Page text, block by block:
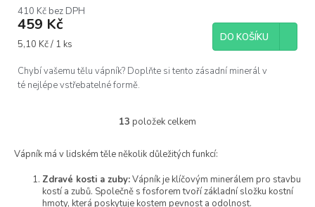
produktu
je
z
hvězdiček.
410 Kč bez DPH
459 Kč
Měrná
5,10 Kč / 1 ks
DO KOŠÍKU
Chybí vašemu tělu vápník? Doplňte si tento zásadní minerál v
té nejlépe vstřebatelné formě.
O
l
d
a
13 položek celkem
Vápník má v lidském těle několik důležitých funkcí:
Zdravé kosti a zuby:Vápník je klíčovým minerálem pro stavbu
kostí a zubů. Společně s fosforem tvoří základní složku kostní
hmoty, která poskytuje kostem pevnost a odolnost.